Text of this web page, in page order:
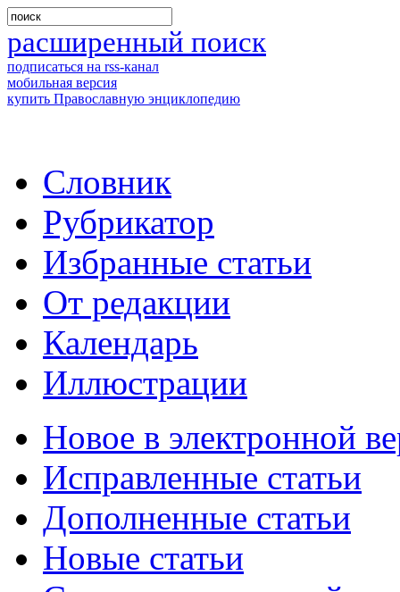
расширенный поиск
подписаться на rss-канал
мобильная версия
купить Православную энциклопедию
Словник
Рубрикатор
Избранные статьи
От редакции
Календарь
Иллюстрации
Новое в электронной
Исправленные статьи
Дополненные статьи
Новые статьи